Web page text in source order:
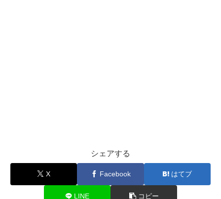
シェアする
X Facebook はてブ
LINE コピー